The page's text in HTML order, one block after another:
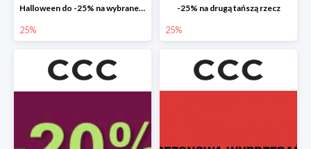
Halloween do -25% na wybrane marki
25%
-25% na drugą tańszą rzecz
25%